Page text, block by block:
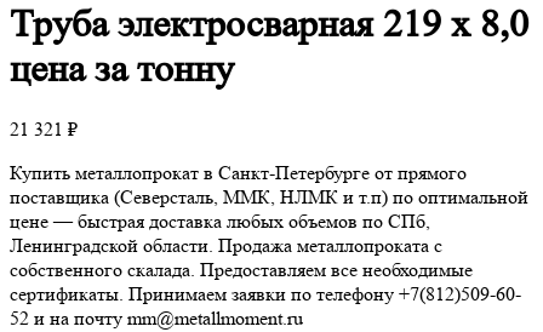
Трубаэлектросварная 219 х 8,0
цена за тонну
21 321 ₽
Купить металлопрокат в Санкт-Петербурге от прямого
поставщика (Северсталь, ММК, НЛМК и т.п) по оптимальной
цене — быстрая доставка любых объемов по СПб,
Ленинградской области. Продажа металлопроката с
собственного скалада. Предоставляем все необходимые
сертификаты. Принимаем заявки по телефону +7(812)509-60-
52 и на почту mm@metallmoment.ru